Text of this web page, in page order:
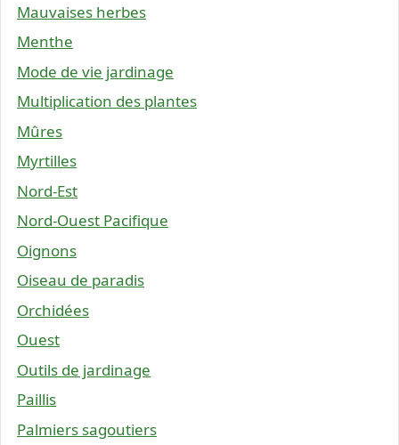
Mauvaises herbes
Menthe
Mode de vie jardinage
Multiplication des plantes
Mûres
Myrtilles
Nord-Est
Nord-Ouest Pacifique
Oignons
Oiseau de paradis
Orchidées
Ouest
Outils de jardinage
Paillis
Palmiers sagoutiers